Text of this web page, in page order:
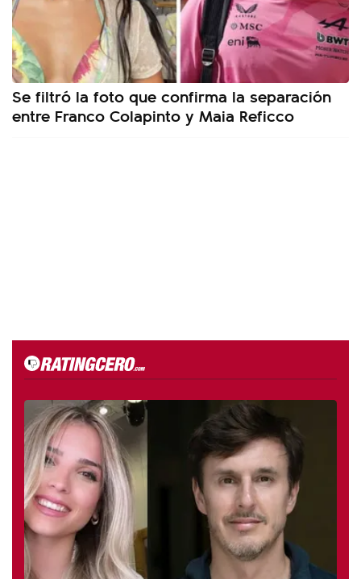
Se filtró la foto que confirma la separación
entre Franco Colapinto y Maia Reficco